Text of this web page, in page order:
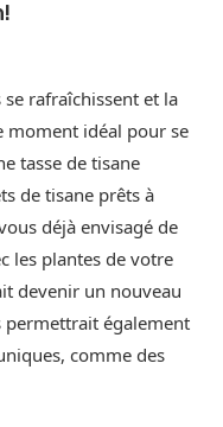
se rafraîchissent et la
moment idéal pour se
tasse de tisane
de tisane prêts à
déjà envisagé de
les plantes de votre
devenir un nouveau
permettrait également
comme des